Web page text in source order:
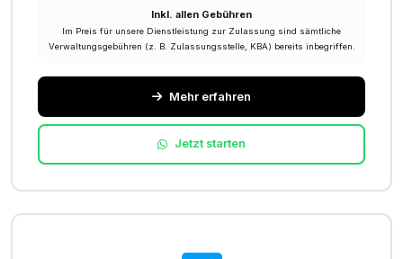
Inkl. allen Gebühren
Im Preis für unsere Dienstleistung zur Zulassung sind sämtliche
Verwaltungsgebühren (z. B. Zulassungsstelle, KBA) bereits inbegriffen.
Mehr erfahren
Jetzt starten